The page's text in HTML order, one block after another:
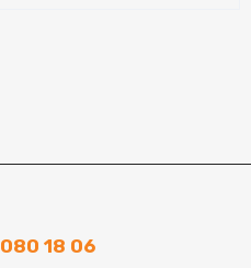
080 18 06